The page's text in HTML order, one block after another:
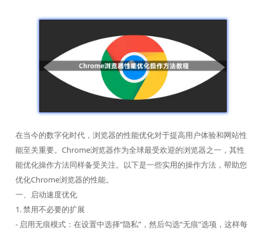
在当今的数字化时代，浏览器的性能优化对于提高用户体验和网站性
能至关重要。Chrome浏览器作为全球最受欢迎的浏览器之一，其性
能优化操作方法同样备受关注。以下是一些实用的操作方法，帮助您
优化Chrome浏览器的性能。
一、启动速度优化
1. 禁用不必要的扩展
- 启用无痕模式：在设置中选择“隐私”，然后勾选“无痕”选项，这样每